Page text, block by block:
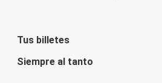
Tus billetes
Siempre al tanto